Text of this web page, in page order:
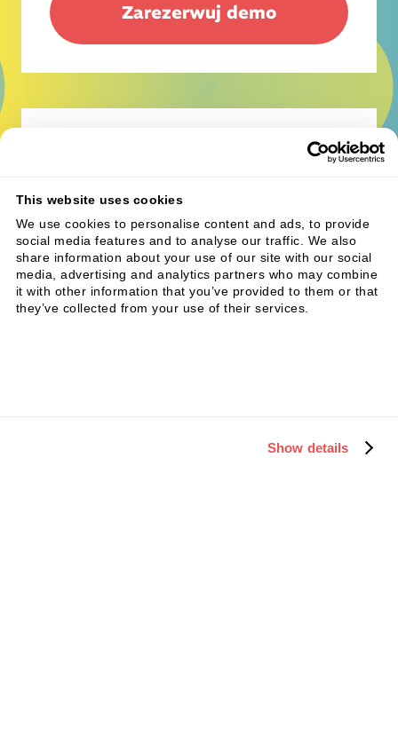
This website uses cookies
We use cookies to personalise content and ads, to provide
social media features and to analyse our traffic. We also
share information about your use of our site with our social
media, advertising and analytics partners who may combine
it with other information that you’ve provided to them or that
they’ve collected from your use of their services.
Show details
Zarezerwuj demo
Pomóż nam uczynić
QUCOXX jeszcze
lepszym!
Masz pytania, pomysły lub opinie?
Czy odkryłeś błąd? Chciałbyś dać nam kilka